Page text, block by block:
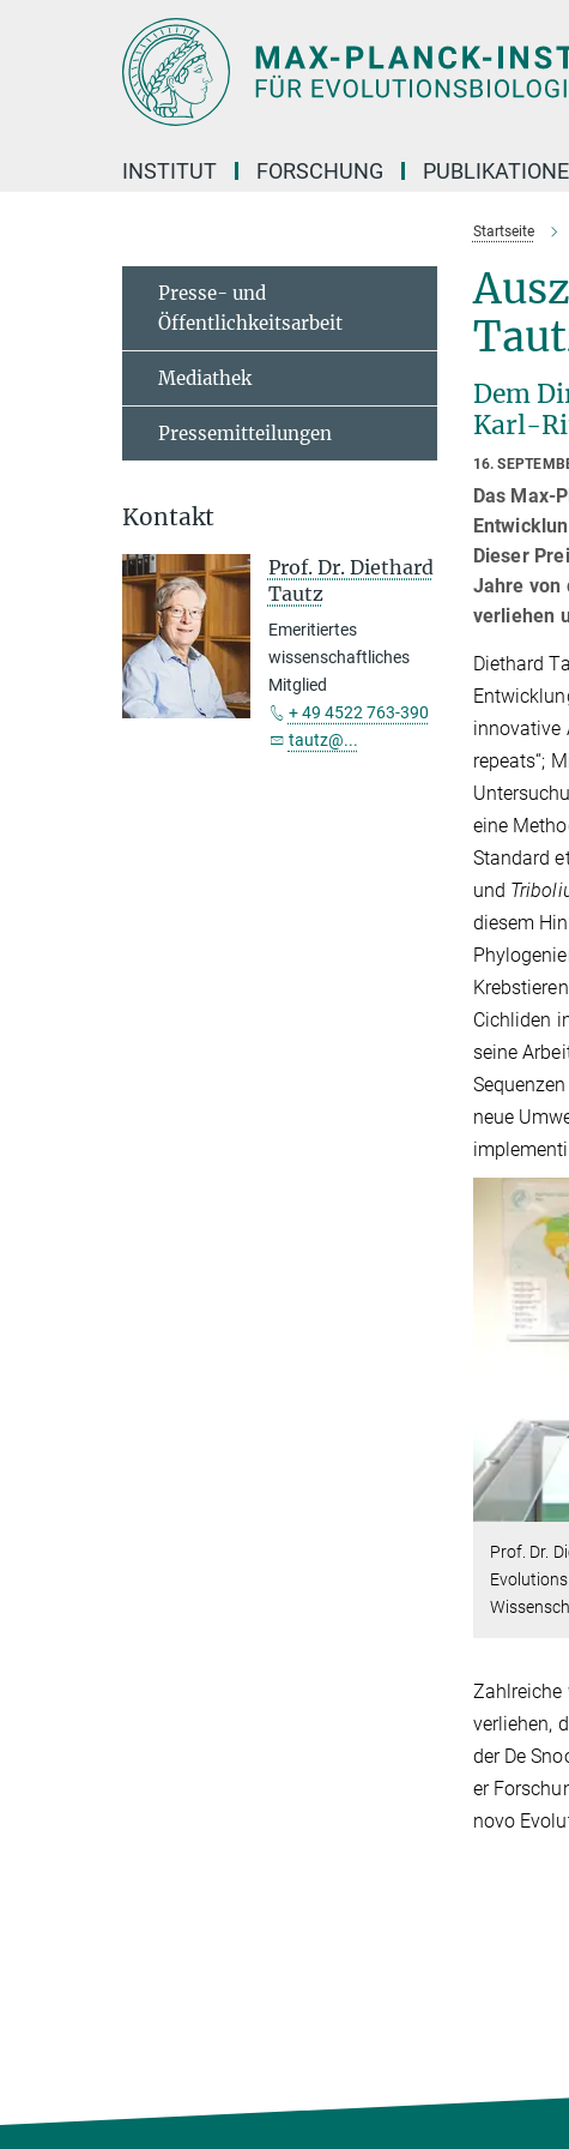
INSTITUT FORSCHUNG
Startseite
Dem
Karl-
16.
Das Max-
Dieser
Jahre von
verliehen
Diethard
innovative
repeats“;
eine
Standard
und
diesem
Cichliden
seine
neue
Prof. Dr.
Zahlreiche
verliehen,
der De
er
Presse- und
Öffentlichkeitsarbeit
Mediathek
Pressemitteilungen
Kontakt
Prof. Dr. Diethard
Tautz
Emeritiertes
wissenschaftliches
Mitglied
+ 49 4522 763-390
tautz@...